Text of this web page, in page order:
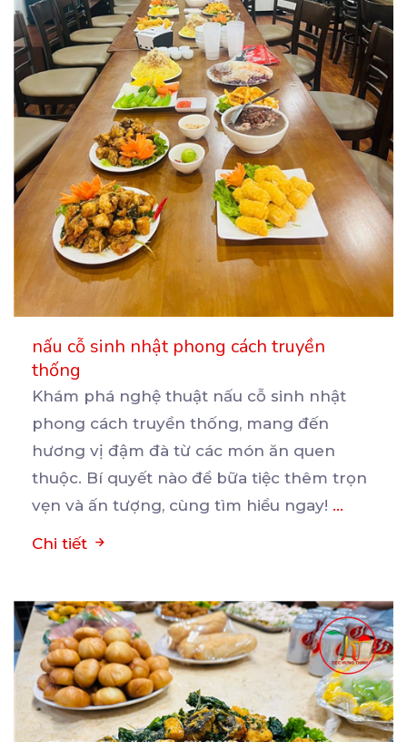
nấu cỗ sinh nhật phong cách truyền
thống
Khám phá nghệ thuật nấu cỗ sinh nhật
phong cách truyền thống, mang đến
hương vị đậm đà từ các món ăn quen
thuộc. Bí quyết nào để bữa tiệc thêm trọn
vẹn và ấn tượng, cùng tìm hiểu ngay! ...
Chi tiết